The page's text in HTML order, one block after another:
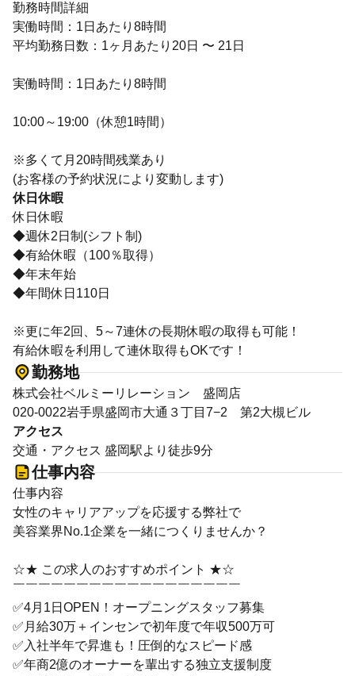
勤務時間詳細
実働時間：1日あたり8時間
平均勤務日数：1ヶ月あたり20日 〜 21日
実働時間：1日あたり8時間
10:00～19:00（休憩1時間）
※多くて月20時間残業あり
(お客様の予約状況により変動します)
休日休暇
休日休暇
◆週休2日制(シフト制)
◆有給休暇（100％取得）
◆年末年始
◆年間休日110日
※更に年2回、5～7連休の長期休暇の取得も可能！
有給休暇を利用して連休取得もOKです！
勤務地
株式会社ベルミーリレーション 盛岡店
020-0022岩手県盛岡市大通３丁目7−2 第2大槻ビル
アクセス
交通・アクセス 盛岡駅より徒歩9分
仕事内容
仕事内容
女性のキャリアアップを応援する弊社で
美容業界No.1企業を一緒につくりませんか？
☆★ この求人のおすすめポイント ★☆
￣￣￣￣￣￣￣￣￣￣￣￣￣￣￣￣￣￣
✅4月1日OPEN！オープニングスタッフ募集
✅月給30万＋インセンで初年度で年収500万可
✅入社半年で昇進も！圧倒的なスピード感
✅年商2億のオーナーを輩出する独立支援制度